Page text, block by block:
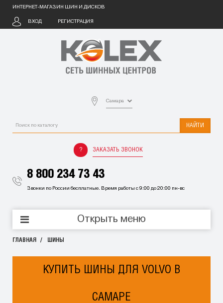
ИНТЕРНЕТ-МАГАЗИН ШИН И ДИСКОВ
ВХОД РЕГИСТРАЦИЯ
Самара
НАЙТИ
ЗАКАЗАТЬ ЗВОНОК
8 800 234 73 43
Звонки по России бесплатные. Время работы с 9:00 до 20:00 пн-вс
Открыть меню
ГЛАВНАЯ ШИНЫ
КУПИТЬ ШИНЫ ДЛЯ VOLVO В
САМАРЕ